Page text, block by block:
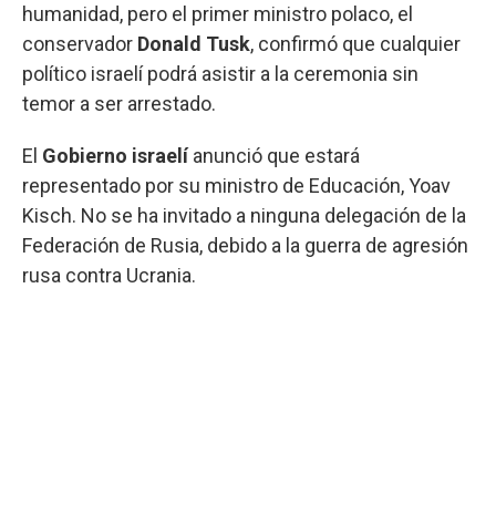
humanidad, pero el primer ministro polaco, el
conservador Donald Tusk, confirmó que cualquier
político israelí podrá asistir a la ceremonia sin
temor a ser arrestado.
El Gobierno israelíanunció que estará
representado por su ministro de Educación, Yoav
Kisch. No se ha invitado a ninguna delegación de la
Federación de Rusia, debido a la guerra de agresión
rusa contra Ucrania.